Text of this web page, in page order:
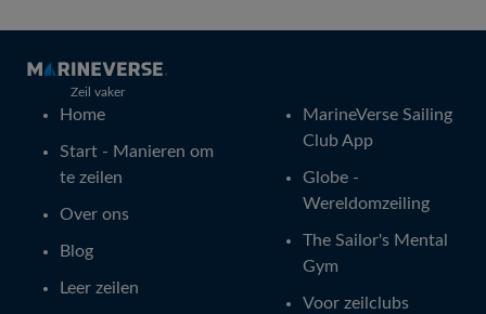
Zeil vaker
Home
Start - Manieren om
te zeilen
Over ons
Blog
Leer zeilen
MarineVerse Sailing
Club App
Globe -
Wereldomzeiling
The Sailor's Mental
Gym
Voor zeilclubs